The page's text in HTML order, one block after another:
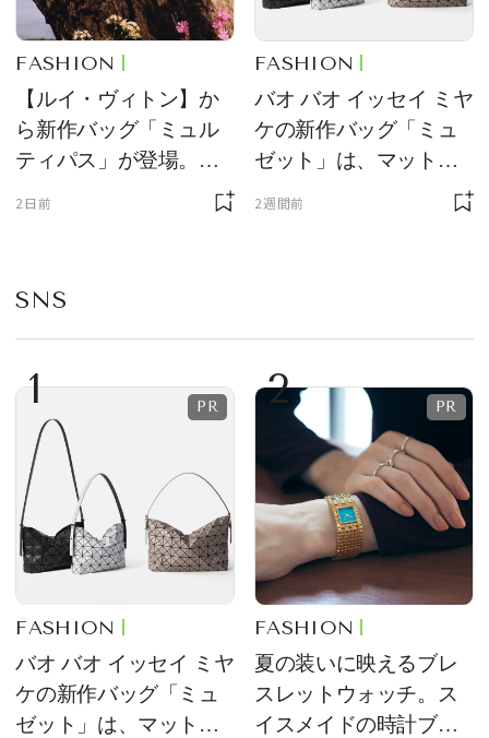
FASHION
【ルイ・ヴィトン】か
ら新作バッグ「ミュル
ティパス」が登場。ミ
ニサイズもラインナッ
2日前
FASHION
バオ バオ イッセイ ミヤ
ケの新作バッグ「ミュ
ゼット」は、マットな
2週間前
SNS
1
FASHION
バオ バオ イッセイ ミヤ
ケの新作バッグ「ミュ
ゼット」は、マットな
2
FASHION
夏の装いに映えるブレ
スレットウォッチ。ス
イスメイドの時計ブラ